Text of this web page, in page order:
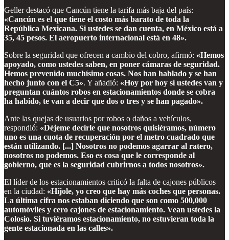
Geller destacó que Cancún tiene la tarifa más baja del país:
«Cancún es el que tiene el costo más barato de toda la
República Mexicana. Si ustedes se dan cuenta, en México está a
35, 45 pesos. El aeropuerto internacional está en 48».
Sobre la seguridad que ofrecen a cambio del cobro, afirmó: «Hemos
apoyado, como ustedes saben, en poner cámaras de seguridad.
Hemos prevenido muchísimo cosas. Nos han hablado y se han
hecho junto con el C5». Y añadió: «Hoy por hoy si ustedes van y
preguntan cuántos robos en estacionamientos donde se cobra
ha habido, te van a decir que dos o tres y se han pagado».
Ante las quejas de usuarios por robos o daños a vehículos,
respondió: «Déjeme decirle que nosotros quisiéramos, número
uno es una cuota de recuperación por el metro cuadrado que
están utilizando. [...] Nosotros no podemos agarrar al ratero,
nosotros no podemos. Eso es cosa que le corresponde al
gobierno, que es la seguridad cubrirnos a todos nosotros».
El líder de los estacionamientos criticó la falta de cajones públicos
en la ciudad: «Híjole, yo creo que hay más coches que personas.
La última cifra nos estaban diciendo que son como 500,000
automóviles y cero cajones de estacionamiento. Vean ustedes la
Colosio. Si tuviéramos estacionamiento, no estuvieran toda la
gente estacionada en las calles».